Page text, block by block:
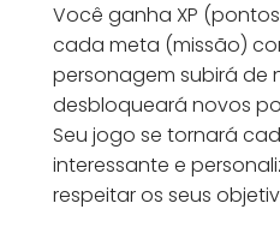
Você ganha XP
cada meta (missão)
personagem subirá de
desbloqueará novos
Seu jogo se tornará
interessante e
respeitar os seus